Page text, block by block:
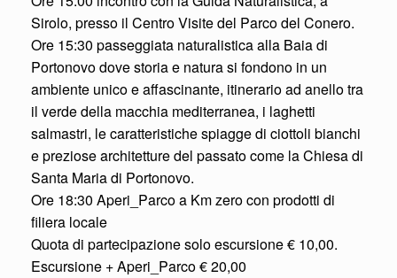
Sirolo, presso il Centro Visite del Parco del Conero.
Ore 15:30 passeggiata naturalistica alla Baia di
Portonovo dove storia e natura si fondono in un
ambiente unico e affascinante, itinerario ad anello tra
il verde della macchia mediterranea, i laghetti
salmastri, le caratteristiche spiagge di ciottoli bianchi
e preziose architetture del passato come la Chiesa di
Santa Maria di Portonovo.
Ore 18:30 Aperi_Parco a Km zero con prodotti di
filiera locale
Quota di partecipazione solo escursione € 10,00.
Escursione + Aperi_Parco € 20,00